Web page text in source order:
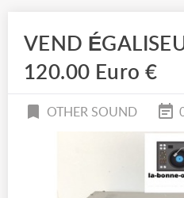
VEND
120.00 Euro €
OTHER SOUND